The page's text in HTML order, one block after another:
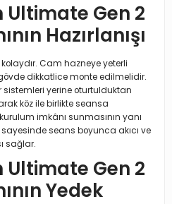
Gen 2
Hazırlanışı
Cam hazneye yeterli
dikkatlice monte edilmelidir.
sistemleri yerine oturtulduktan
köz ile birlikte seansa
imkânı sunmasının yanı
sayesinde seans boyunca akıcı ve
sağlar.
Gen 2
Yedek